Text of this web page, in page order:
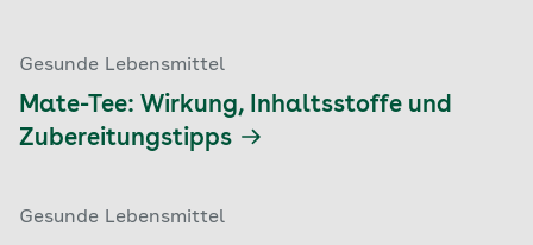
Gesunde Lebensmittel
Mate-Tee: Wirkung, Inhaltsstoffe und
Zubereitungstipps
Gesunde Lebensmittel